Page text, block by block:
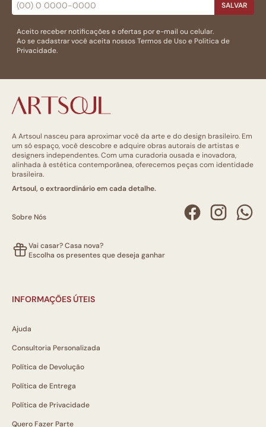
SALVAR
Aceito receber notificações e ofertas por e-mail ou celular.
Ao se cadastrar você aceita nossosTermos de Usoe Politica de
Privacidade.
A Artsoul nasceu para aproximar você da arte e do design brasileiro. Em
um só espaço, você descobre e adquire obras autorais de artistas e
designers independentes. Com uma curadoria ousada e inovadora,
alinhada à estética contemporânea, oferecemos peças com identidade
brasileira.
Artsoul, o extraordinário em cada detalhe.
Sobre Nós
Vai casar? Casa nova?
Escolha os presentes que deseja ganhar
INFORMAÇÕES ÚTEIS
Ajuda
Consultoria Personalizada
Política de Devolução
Política de Entrega
Política de Privacidade
Quero Fazer Parte